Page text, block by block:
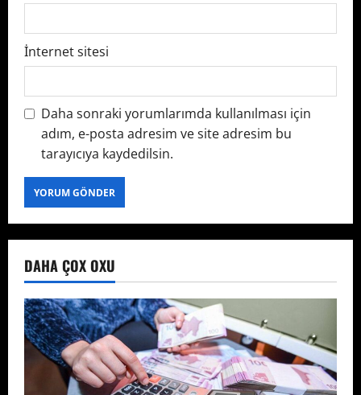
İnternet sitesi
Daha sonraki yorumlarımda kullanılması için
adım, e-posta adresim ve site adresim bu
tarayıcıya kaydedilsin.
DAHA ÇOX OXU